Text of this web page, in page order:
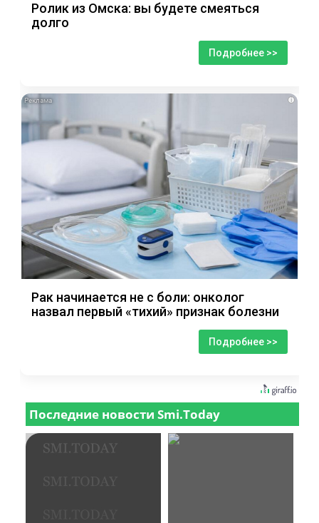
Ролик из Омска: вы будете смеяться
долго
Подробнее >>
i
Рак начинается не с боли: онколог
назвал первый «тихий» признак болезни
Подробнее >>